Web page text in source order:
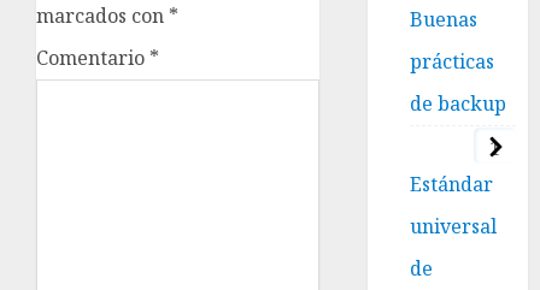
marcados con *
Comentario *
Buenas
prácticas
de backup
1
Estándar
universal
de